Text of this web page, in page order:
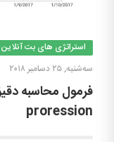
استراتژی های بت آنلاین
سه‌شنبه, ۲۵ دسامبر ۲۰۱۸
فرمول محاسبه
proression